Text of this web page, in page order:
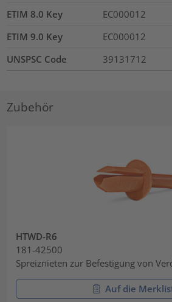
ETIM 8.0 Key
EC000012
ETIM 9.0 Key
EC000012
UNSPSC Code
39131712
Zubehör
HTWD-R6
181-42500
Spreiznieten zur Befestigung von
Auf die